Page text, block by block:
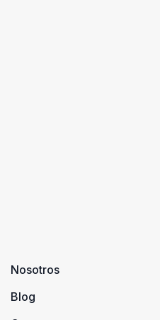
Nosotros
Blog